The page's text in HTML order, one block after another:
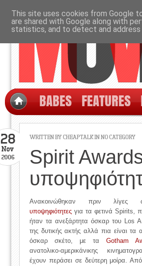
BABES FEATURES
WRITTEN BY CHEAPTALK IN NO CATEGORY
28
Nov
2006
Spirit
Ανακοινώθηκαν πριν λίγες
υποψηφιότητες για τα φετινά Spirits,
ήταν τα ανεξάρτητα όσκαρ του Los
της δυτικής ακτής αλλά πια είναι τα
όσκαρ σκέτο, με τα Gotham
ανατολικο-αμερικάνικης
έχουν περάσει σε δεύτερη μοίρα.
This site uses cookies from Google
are shared with Google along with
statistics, and to detect and address